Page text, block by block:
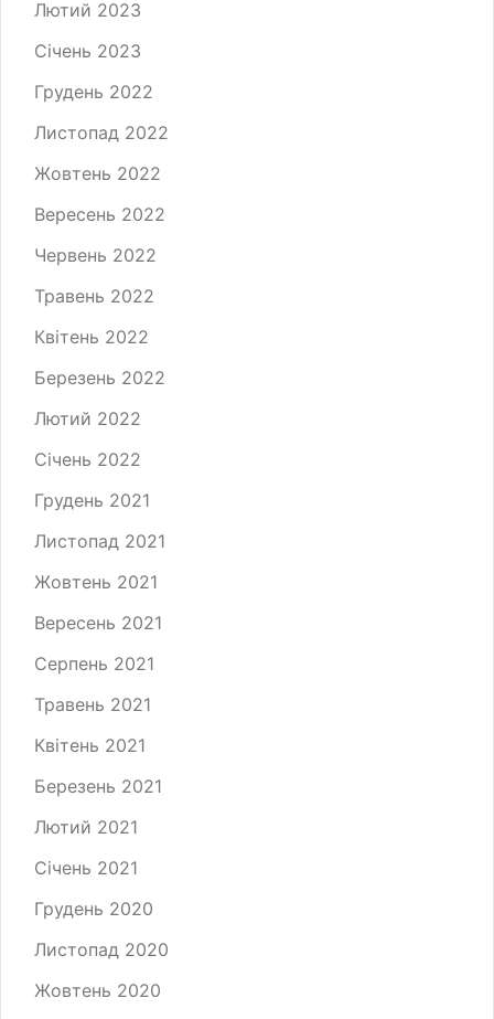
Лютий 2023
Січень 2023
Грудень 2022
Листопад 2022
Жовтень 2022
Вересень 2022
Червень 2022
Травень 2022
Квітень 2022
Березень 2022
Лютий 2022
Січень 2022
Грудень 2021
Листопад 2021
Жовтень 2021
Вересень 2021
Серпень 2021
Травень 2021
Квітень 2021
Березень 2021
Лютий 2021
Січень 2021
Грудень 2020
Листопад 2020
Жовтень 2020